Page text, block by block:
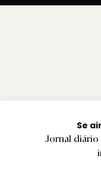
Se
Jornal